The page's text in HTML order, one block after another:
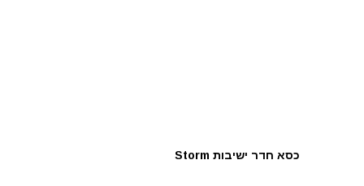
כסא חדר ישיבות Storm